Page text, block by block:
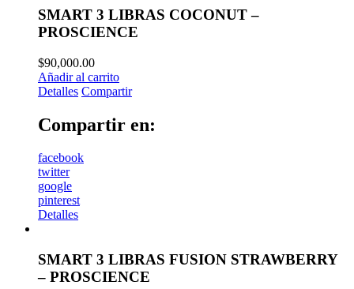
SMART 3 LIBRAS COCONUT –
PROSCIENCE
$90,000.00
Añadir al carrito
Detalles Compartir
Compartir en:
facebook
twitter
google
pinterest
Detalles
SMART 3 LIBRAS FUSION STRAWBERRY
– PROSCIENCE